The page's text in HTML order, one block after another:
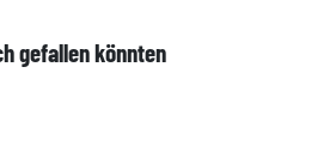
gefallen könnten